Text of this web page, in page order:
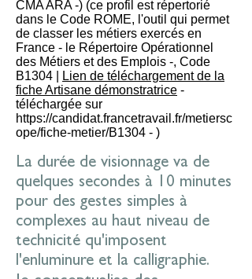
CMA ARA -) (ce profil est répertorié
dans le Code ROME, l'outil qui permet
de classer les métiers exercés en
France - le Répertoire Opérationnel
des Métiers et des Emplois -, Code
B1304 |
Lien de téléchargement de la
fiche Artisane démonstratrice -
téléchargée sur
https://candidat.francetravail.fr/metiersc
ope/fiche-metier/B1304 - )
La durée de visionnage va de
quelques secondes à 10 minutes
pour des gestes simples à
complexes au haut niveau de
technicité qu'imposent
l'enluminure et la calligraphie.